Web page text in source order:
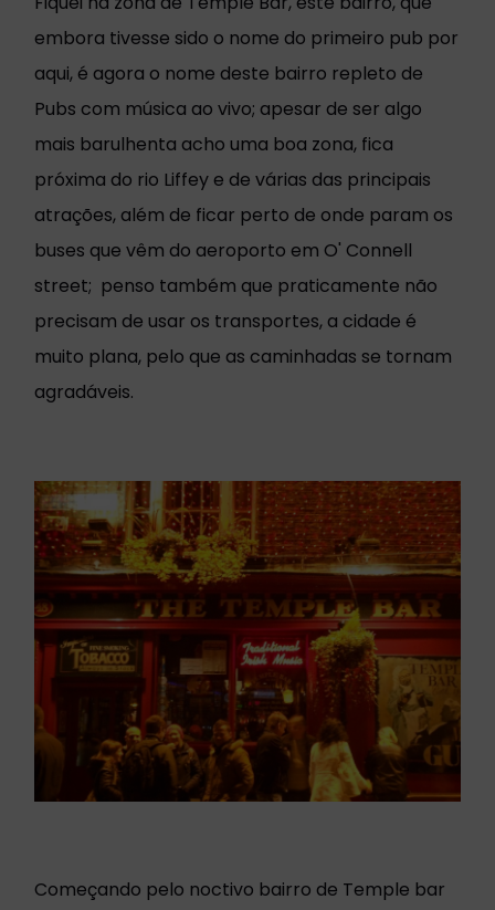
embora tivesse sido o nome do primeiro pub por
aqui, é agora o nome deste bairro repleto de
Pubs com música ao vivo; apesar de ser algo
mais barulhenta acho uma boa zona, fica
próxima do rio Liffey e de várias das principais
atrações, além de ficar perto de onde param os
buses que vêm do aeroporto em O' Connell
street; penso também que praticamente não
precisam de usar os transportes, a cidade é
muito plana, pelo que as caminhadas se tornam
agradáveis.
Começando pelo noctivo bairro de Temple bar